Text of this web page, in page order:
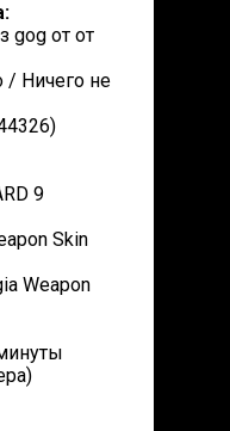
gog от от
/ Ничего не
9
Skin
Weapon